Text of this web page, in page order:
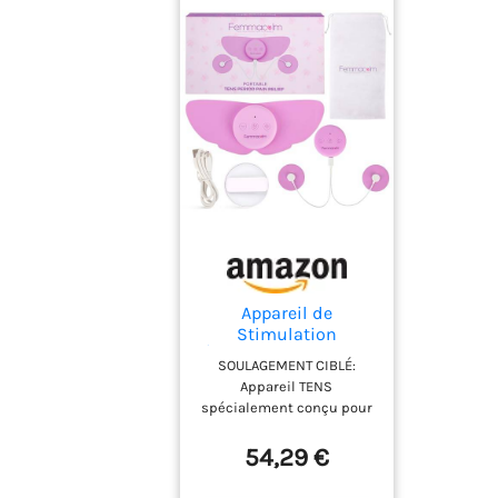
réglables et à un écran
LCD facile à lire. Les
commandes intuitives
vous permettent
d'adapter la
stimulation selon vos
besoins : plus intense
lors des crampes les
plus fortes ou plus
HEURES D'UTILISATION :
Alimenté par pile,
l'appareil offre jusqu'à
24 heures d'utilisation
pour vous
accompagner tout au
long de la journée. Son
porte discrètement
sous les vêtements afin
Appareil de
Stimulation
Électrique TENS pour
Soulagement des
Douleurs
Menstruelles
SOULAGEMENT CIBLÉ:
Appareil TENS
spécialement conçu pour
menstruelles grâce à la
stimulation électrique
54,29 €